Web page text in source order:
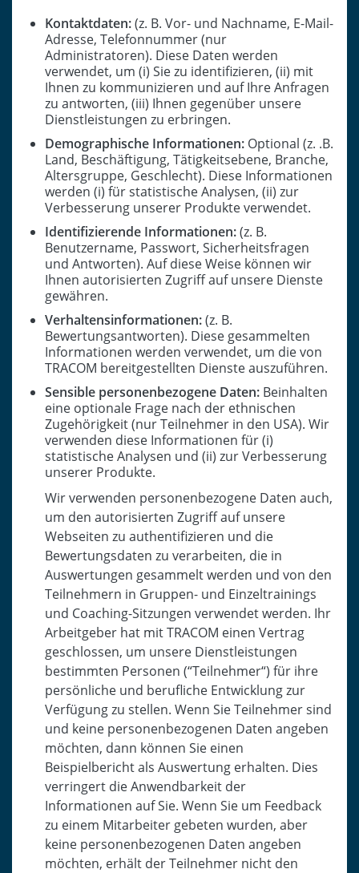
Kontaktdaten:(z. B. Vor- und Nachname, E-Mail-
Adresse, Telefonnummer (nur
Administratoren). Diese Daten werden
verwendet, um (i) Sie zu identifizieren, (ii) mit
Ihnen zu kommunizieren und auf Ihre Anfragen
zu antworten, (iii) Ihnen gegenüber unsere
Dienstleistungen zu erbringen.
Demographische Informationen: Optional (z. .B.
Land, Beschäftigung, Tätigkeitsebene, Branche,
Altersgruppe, Geschlecht). Diese Informationen
werden (i) für statistische Analysen, (ii) zur
Verbesserung unserer Produkte verwendet.
Identifizierende Informationen:(z. B.
Benutzername, Passwort, Sicherheitsfragen
und Antworten). Auf diese Weise können wir
Ihnen autorisierten Zugriff auf unsere Dienste
gewähren.
Verhaltensinformationen:(z. B.
Bewertungsantworten). Diese gesammelten
Informationen werden verwendet, um die von
TRACOM bereitgestellten Dienste auszuführen.
Sensible personenbezogene Daten: Beinhalten
eine optionale Frage nach der ethnischen
Zugehörigkeit (nur Teilnehmer in den USA). Wir
verwenden diese Informationen für (i)
statistische Analysen und (ii) zur Verbesserung
unserer Produkte.
Wir verwenden personenbezogene Daten auch,
um den autorisierten Zugriff auf unsere
Webseiten zu authentifizieren und die
Bewertungsdaten zu verarbeiten, die in
Auswertungen gesammelt werden und von den
Teilnehmern in Gruppen- und Einzeltrainings
und Coaching-Sitzungen verwendet werden. Ihr
Arbeitgeber hat mit TRACOM einen Vertrag
geschlossen, um unsere Dienstleistungen
bestimmten Personen (“Teilnehmer“) für ihre
persönliche und berufliche Entwicklung zur
Verfügung zu stellen. Wenn Sie Teilnehmer sind
und keine personenbezogenen Daten angeben
möchten, dann können Sie einen
Beispielbericht als Auswertung erhalten. Dies
verringert die Anwendbarkeit der
Informationen auf Sie. Wenn Sie um Feedback
zu einem Mitarbeiter gebeten wurden, aber
keine personenbezogenen Daten angeben
möchten, erhält der Teilnehmer nicht den